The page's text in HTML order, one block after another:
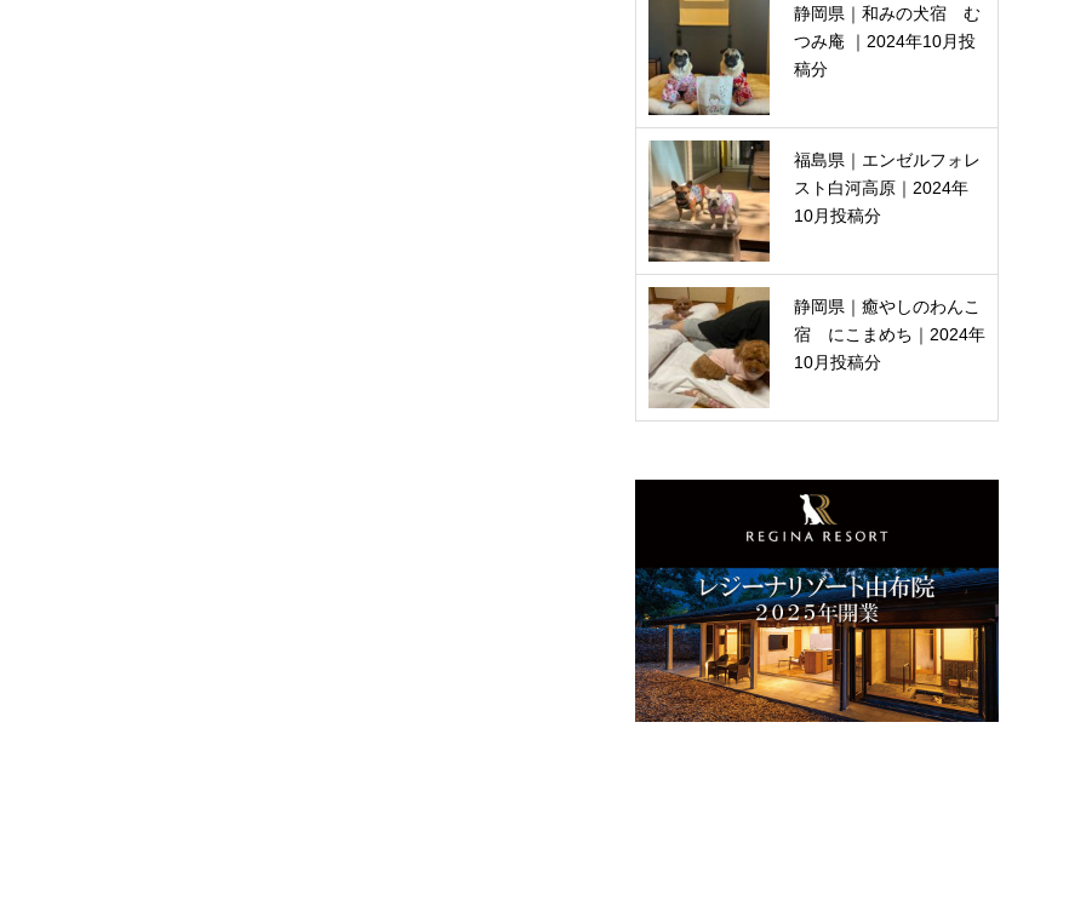
静岡県｜和みの犬宿 む
つみ庵 ｜2024年10月投
稿分
福島県｜エンゼルフォレ
スト白河高原｜2024年
10月投稿分
静岡県｜癒やしのわんこ
宿 にこまめち｜2024年
10月投稿分